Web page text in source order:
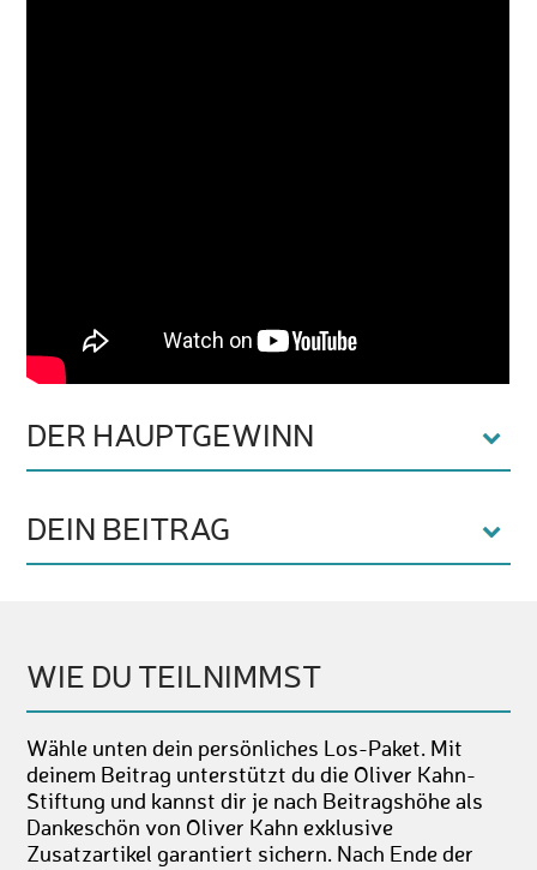
DER HAUPTGEWINN
DEIN BEITRAG
WIE DU TEILNIMMST
Wähle unten dein persönliches Los-Paket. Mit
deinem Beitrag unterstützt du die Oliver Kahn-
Stiftung und kannst dir je nach Beitragshöhe als
Dankeschön von Oliver Kahn exklusive
Zusatzartikel garantiert sichern. Nach Ende der